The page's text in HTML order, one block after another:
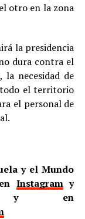
otro en la zona
la presidencia
dura contra el
necesidad de
el territorio
el personal de
y el Mundo
Instagramy
en